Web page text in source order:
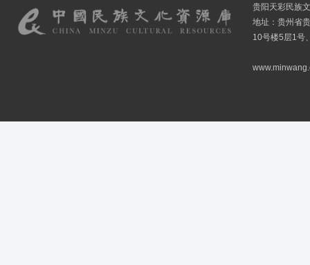
贵阳天彩民族
地址：贵州省
10号楼5层1号